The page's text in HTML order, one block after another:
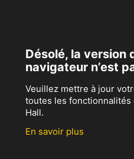
Désolé, la version
navigateur n’est
Veuillez mettre à jour
toutes les
Hall.
En savoir plus